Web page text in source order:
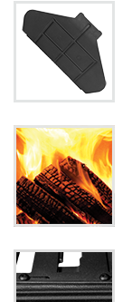
o
o
n
i
l
i
a
t
o
i
a
i